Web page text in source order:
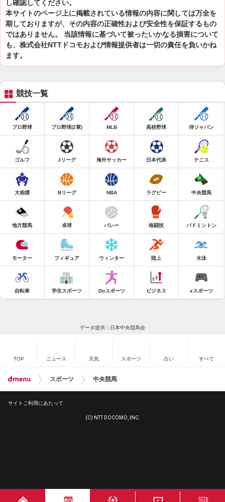
し確認してください。
本サイトのページ上に掲載されている情報の内容に関しては万全を
期しておりますが、その内容の正確性および安全性を保証するもの
ではありません。 当該情報に基づいて被ったいかなる損害について
も、株式会社NTTドコモおよび情報提供者は一切の責任を負いかね
ます。
競技一覧
プロ野球 プロ野球(2軍) MLB 高校野球 侍ジャパン
ゴルフ Jリーグ 海外サッカー 日本代表 テニス
大相撲 Bリーグ NBA ラグビー 中央競馬
地方競馬 卓球 バレー 格闘技 バドミントン
モーター フィギュア ウィンター 陸上 水泳
自転車 学生スポーツ Doスポーツ ビジネス eスポーツ
データ提供：日本中央競馬会
TOP ニュース 天気 スポーツ 占い すべて
スポーツ 中央競馬
サイトご利用にあたって
(C) NTT DOCOMO, INC.